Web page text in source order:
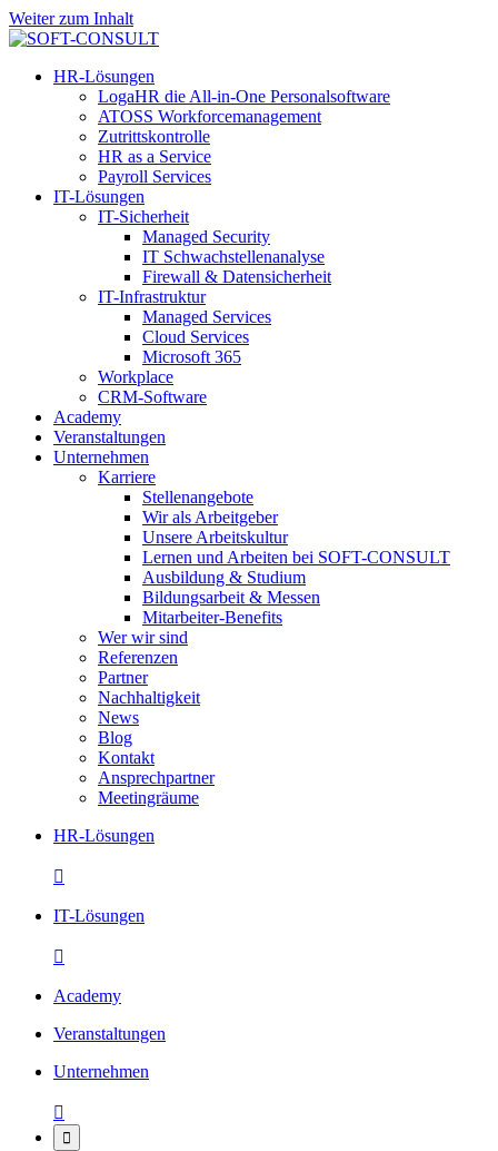
Weiter zum Inhalt
HR-Lösungen
LogaHR die All-in-One Personalsoftware
ATOSS Workforcemanagement
Zutrittskontrolle
HR as a Service
Payroll Services
IT-Lösungen
IT-Sicherheit
Managed Security
IT Schwachstellenanalyse
Firewall & Datensicherheit
IT-Infrastruktur
Managed Services
Cloud Services
Microsoft 365
Workplace
CRM-Software
Academy
Veranstaltungen
Unternehmen
Karriere
Stellenangebote
Wir als Arbeitgeber
Unsere Arbeitskultur
Lernen und Arbeiten bei SOFT-CONSULT
Ausbildung & Studium
Bildungsarbeit & Messen
Mitarbeiter-Benefits
Wer wir sind
Referenzen
Partner
Nachhaltigkeit
News
Blog
Kontakt
Ansprechpartner
Meetingräume
HR-Lösungen

IT-Lösungen

Academy
Veranstaltungen
Unternehmen

